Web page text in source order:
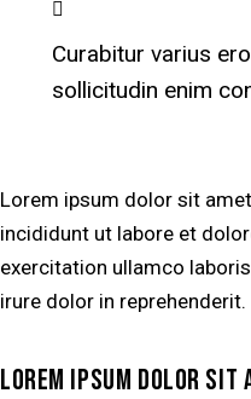
Curabitur varius
sollicitudin enim
Lorem ipsum dolor sit
incididunt ut labore et
exercitation ullamco
irure dolor in
LOREM IPSUM DOLOR SIT